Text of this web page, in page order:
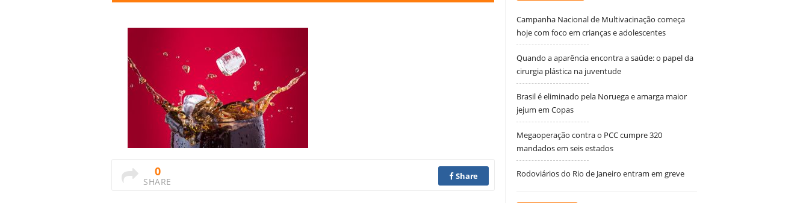
0
SHARE
Share
Campanha Nacional de Multivacinação começa
hoje com foco em crianças e adolescentes
Quando a aparência encontra a saúde: o papel da
cirurgia plástica na juventude
Brasil é eliminado pela Noruega e amarga maior
jejum em Copas
Megaoperação contra o PCC cumpre 320
mandados em seis estados
Rodoviários do Rio de Janeiro entram em greve